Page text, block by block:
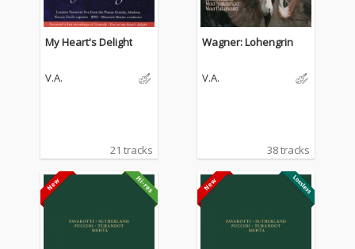
My Heart's Delight
V.A.
21 tracks
Wagner: Lohengrin
V.A.
38 tracks